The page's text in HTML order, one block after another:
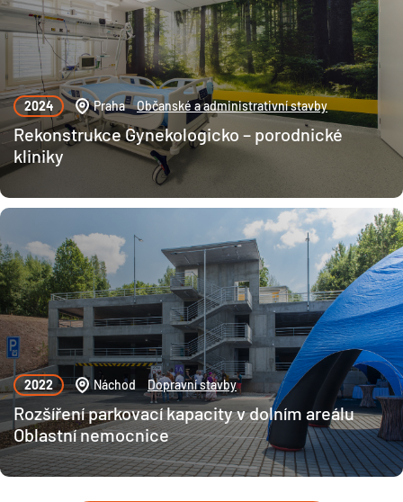
Rekonstrukce Gynekologicko – porodnické
kliniky
2024 Praha Občanské a administrativní stavby
Rozšíření parkovací kapacity v dolním areálu
Oblastní nemocnice
2022 Náchod Dopravní stavby